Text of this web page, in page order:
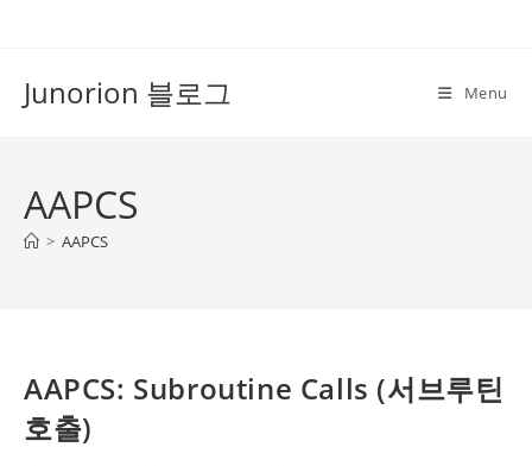
Junorion 블로그 Menu
AAPCS
> AAPCS
AAPCS: Subroutine Calls (서브루틴
호출)